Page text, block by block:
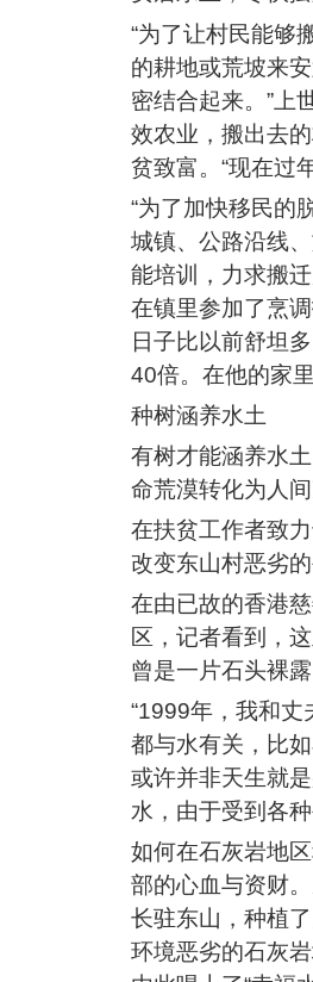
“为了让村民能够
的耕地或荒坡来
密结合起来。”上
效农业，搬出去
贫致富。“现在过
“为了加快移民的
城镇、公路沿线
能培训，力求搬
在镇里参加了烹
日子比以前舒坦
40倍。在他的家
种树涵养水土
有树才能涵养水
命荒漠转化为人
在扶贫工作者致
改变东山村恶劣
在由已故的香港
区，记者看到，
曾是一片石头裸
“1999年，我和
都与水有关，比
或许并非天生就
水，由于受到各
如何在石灰岩地
部的心血与资财
长驻东山，种植
环境恶劣的石灰